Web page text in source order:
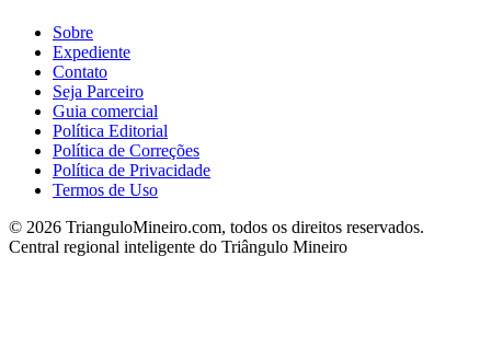
Sobre
Expediente
Contato
Seja Parceiro
Guia comercial
Política Editorial
Política de Correções
Política de Privacidade
Termos de Uso
© 2026 TrianguloMineiro.com, todos os direitos reservados.
Central regional inteligente do Triângulo Mineiro